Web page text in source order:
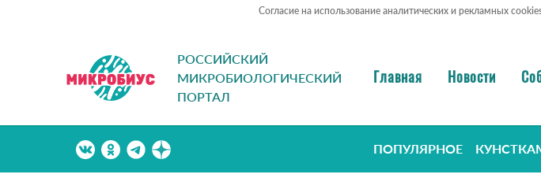
Согласие на использование аналитических и рекламных
РОССИЙСКИЙ
МИКРОБИОЛОГИЧЕСКИЙ
ПОРТАЛ
Главная Новости
ПОПУЛЯРНОЕ